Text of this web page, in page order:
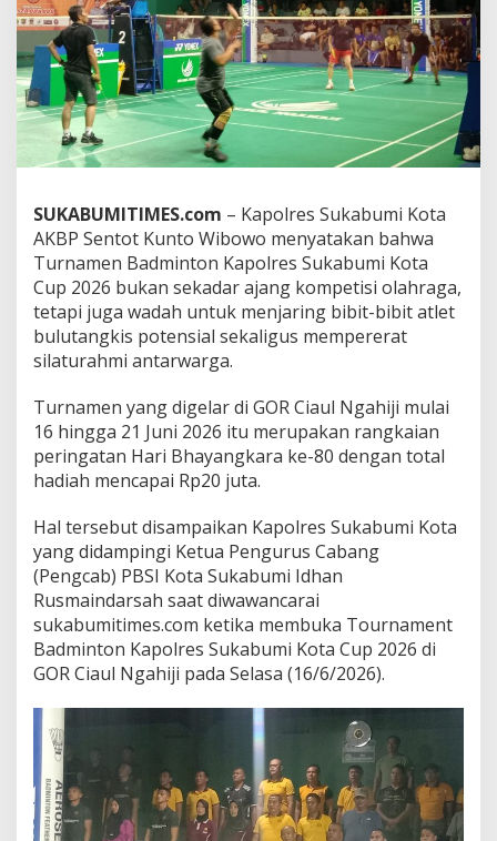
a
b
u
m
i
K
o
t
a
u
p
2
0
2
6
B
e
r
a
d
i
a
h
p
2
0
J
u
t
a
,
K
S
e
n
SUKABUMITIMES.com – Kapolres Sukabumi Kota
AKBP Sentot Kunto Wibowo menyatakan bahwa
Turnamen Badminton Kapolres Sukabumi Kota
Cup 2026 bukan sekadar ajang kompetisi olahraga,
tetapi juga wadah untuk menjaring bibit-bibit atlet
bulutangkis potensial sekaligus mempererat
silaturahmi antarwarga.
Turnamen yang digelar di GOR Ciaul Ngahiji mulai
16 hingga 21 Juni 2026 itu merupakan rangkaian
peringatan Hari Bhayangkara ke-80 dengan total
hadiah mencapai Rp20 juta.
Hal tersebut disampaikan Kapolres Sukabumi Kota
yang didampingi Ketua Pengurus Cabang
(Pengcab) PBSI Kota Sukabumi Idhan
Rusmaindarsah saat diwawancarai
sukabumitimes.com ketika membuka Tournament
Badminton Kapolres Sukabumi Kota Cup 2026 di
GOR Ciaul Ngahiji pada Selasa (16/6/2026).